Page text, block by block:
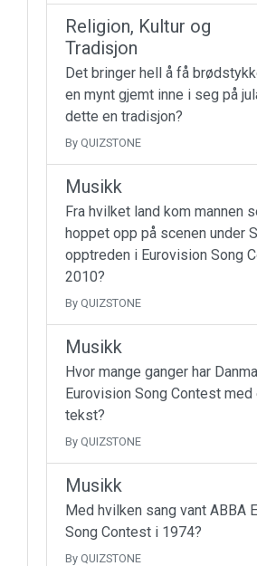
Religion, Kultur og
Tradisjon
Det bringer hell å få
en mynt gjemt inne i seg på
dette en tradisjon?
By QUIZSTONE
Musikk
Fra hvilket land kom mannen
hoppet opp på scenen under
opptreden i Eurovision Song
2010?
By QUIZSTONE
Musikk
Hvor mange ganger har
Eurovision Song Contest
tekst?
By QUIZSTONE
Musikk
Med hvilken sang vant ABBA
Song Contest i 1974?
By QUIZSTONE